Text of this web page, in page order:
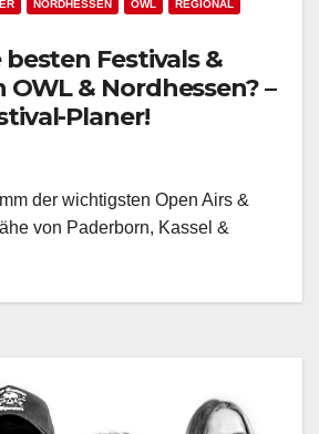
NORDHESSEN OWL REGIONAL
Festivals &
OWL & Nordhessen? –
Planer!
der wichtigsten Open Airs &
von Paderborn, Kassel &